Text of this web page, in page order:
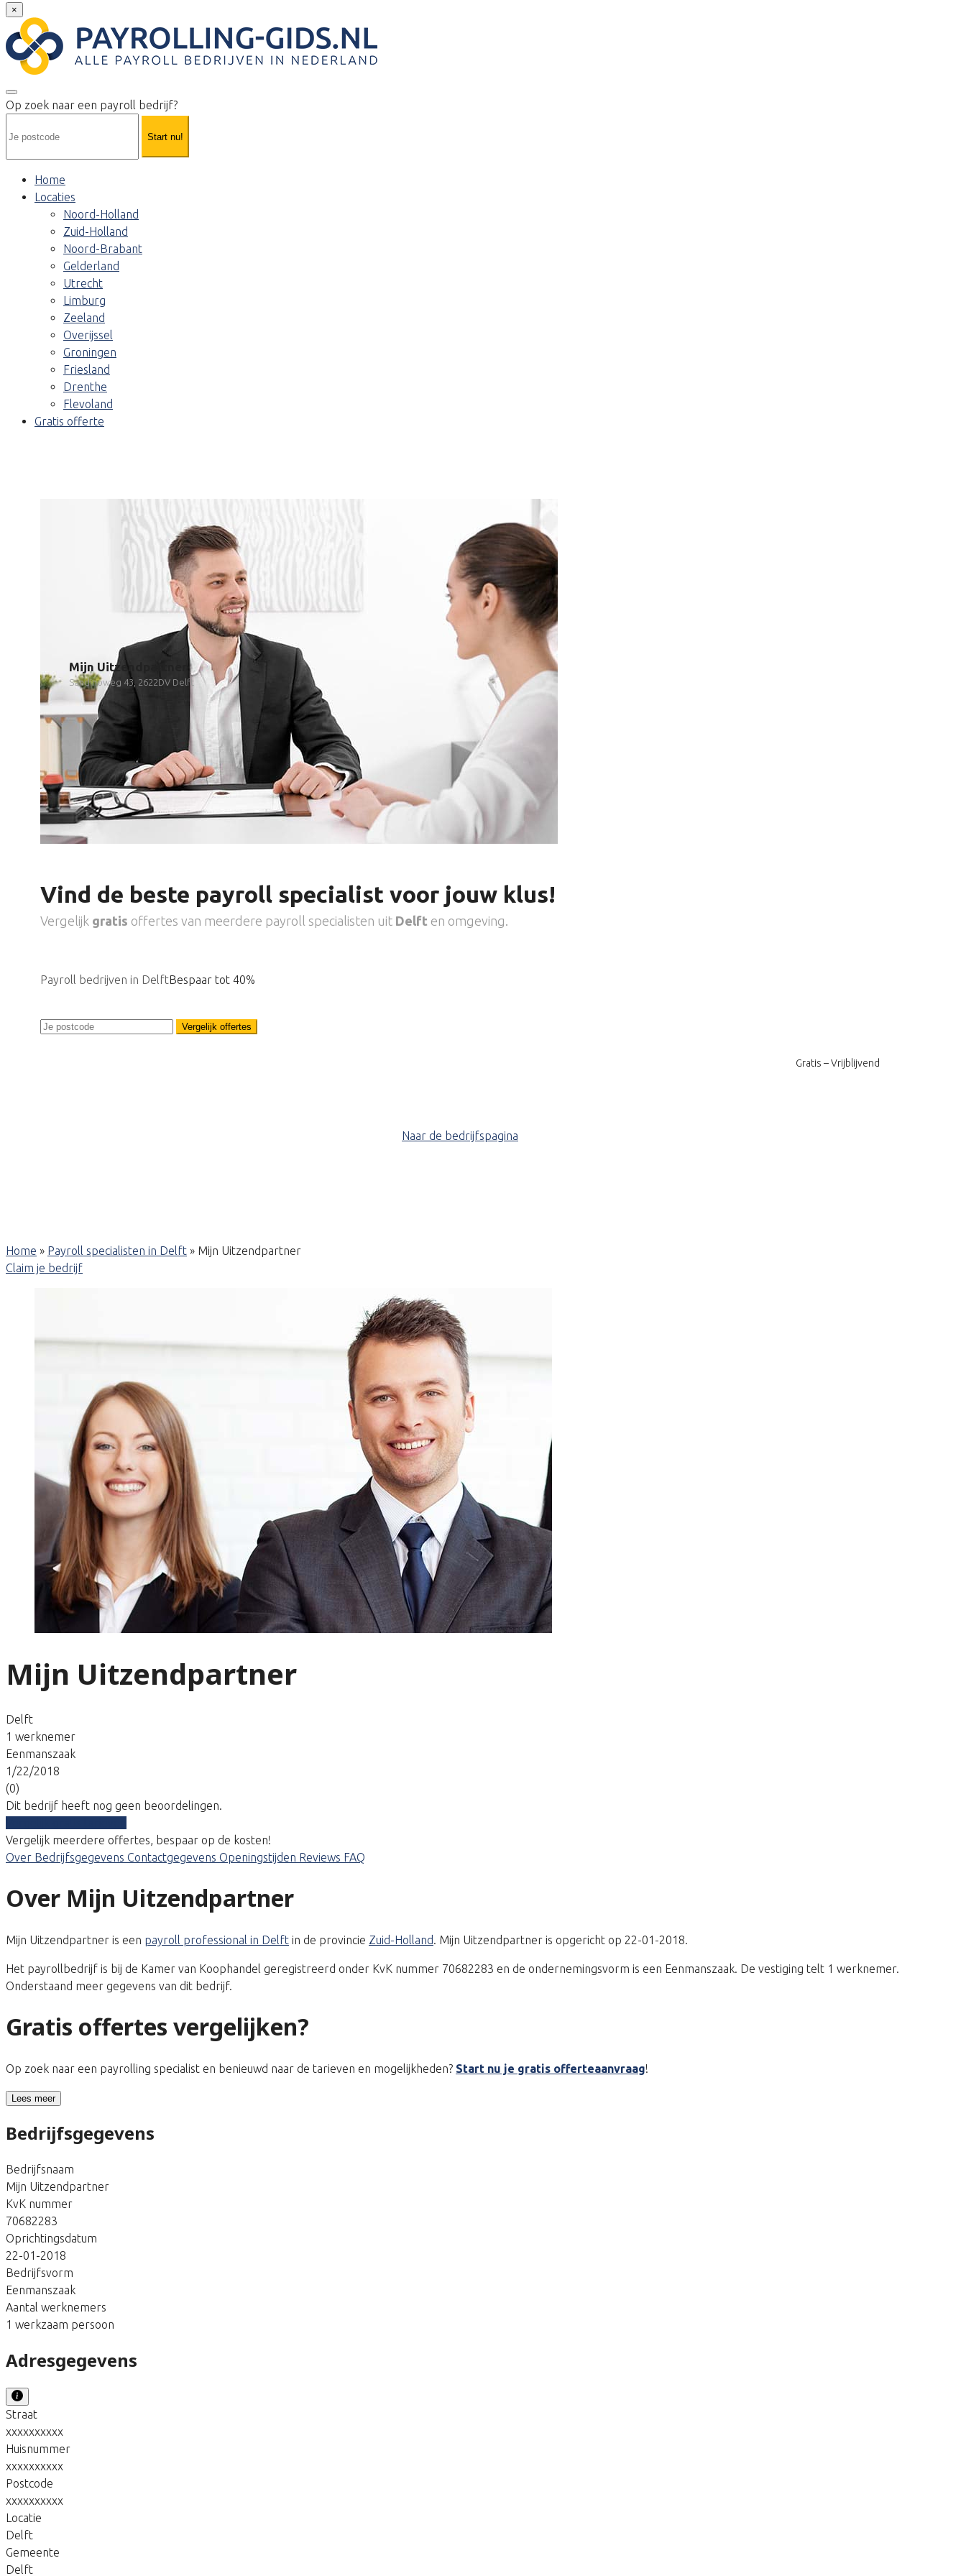
×
Op zoek naar een payroll bedrijf?
Start nu!
Home
Locaties
Noord-Holland
Zuid-Holland
Noord-Brabant
Gelderland
Utrecht
Limburg
Zeeland
Overijssel
Groningen
Friesland
Drenthe
Flevoland
Gratis offerte
Mijn Uitzendpartner
Sandinoweg 43, 2622DV Delft
Vind de beste payroll specialist voor jouw klus!
Vergelijk gratis offertes van meerdere payroll specialisten uit Delft en omgeving.
Payroll bedrijven in DelftBespaar tot 40%
Vergelijk offertes
Gratis – Vrijblijvend
Naar de bedrijfspagina
Home » Payroll specialisten in Delft » Mijn Uitzendpartner
Claim je bedrijf
Mijn Uitzendpartner
Delft
1 werknemer
Eenmanszaak
1/22/2018
(0)
Dit bedrijf heeft nog geen beoordelingen.
Vergelijk meerdere offertes, bespaar op de kosten!
Over Bedrijfsgegevens Contactgegevens Openingstijden Reviews FAQ
Over Mijn Uitzendpartner
Mijn Uitzendpartner is een payroll professional in Delft in de provincie Zuid-Holland. Mijn Uitzendpartner is opgericht op 22-01-2018.
Het payrollbedrijf is bij de Kamer van Koophandel geregistreerd onder KvK nummer 70682283 en de ondernemingsvorm is een Eenmanszaak. De vestiging telt 1 werknemer.
Onderstaand meer gegevens van dit bedrijf.
Gratis offertes vergelijken?
Op zoek naar een payrolling specialist en benieuwd naar de tarieven en mogelijkheden? Start nu je gratis offerteaanvraag!
Lees meer
Bedrijfsgegevens
Bedrijfsnaam
Mijn Uitzendpartner
KvK nummer
70682283
Oprichtingsdatum
22-01-2018
Bedrijfsvorm
Eenmanszaak
Aantal werknemers
1 werkzaam persoon
Adresgegevens
Straat
xxxxxxxxxx
Huisnummer
xxxxxxxxxx
Postcode
xxxxxxxxxx
Locatie
Delft
Gemeente
Delft